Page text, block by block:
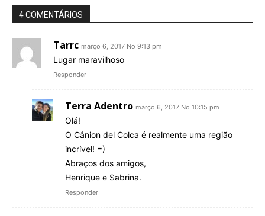
4 COMENTÁRIOS
Tarrc março 6, 2017 No 9:13 pm
Lugar maravilhoso
Responder
Terra Adentro março 6, 2017 No 10:15 pm
Olá!
O Cânion del Colca é realmente uma região
incrível! =)
Abraços dos amigos,
Henrique e Sabrina.
Responder